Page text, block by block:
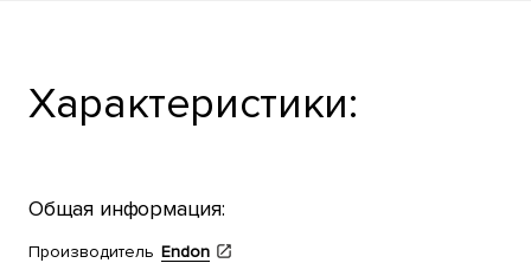
Характеристики:
Общая информация:
Производитель Endon